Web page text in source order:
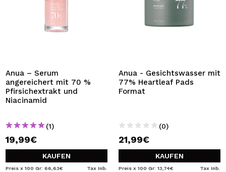
Anua – Serum
angereichert mit 70 %
Pfirsichextrakt und
Niacinamid
(1)
19,99€
KAUFEN
Preis x 100 Gr: 66,63€ Tax Inb.
Anua - Gesichtswasser mit
77% Heartleaf Pads
Format
(0)
21,99€
KAUFEN
Preis x 100 Gr: 13,74€ Tax Inb.